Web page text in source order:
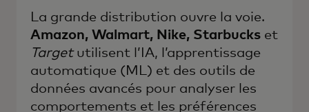
La grande distribution ouvre la voie.
Amazon, Walmart, Nike, Starbucks et
Targetutilisent l’IA, l’apprentissage
automatique (ML) et des outils de
données avancés pour analyser les
comportements et les préférences